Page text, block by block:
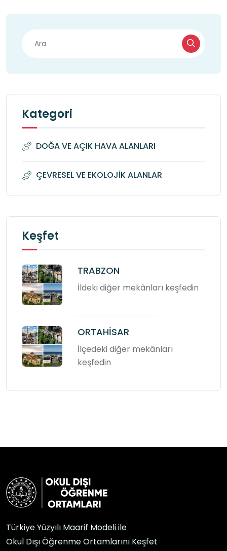
Kategori
DOĞA VE AÇIK HAVA ALANLARI
ÇEVRESEL VE EKOLOJİK ALANLAR
Keşfet
TRABZON
İldeki diğer mekânları keşfedin
ORTAHİSAR
İlçedeki diğer mekânları
keşfedin
Türkiye Yüzyılı Maarif Modeli ile
Okul Dışı Öğrenme Ortamlarını Keşfet